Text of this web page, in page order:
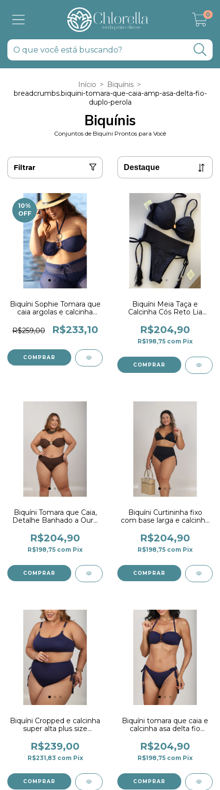
0
Início > Biquínis >
breadcrumbs.biquini-tomara-que-caia-amp-asa-delta-fio-
duplo-perola
Biquínis
Conjuntos de Biquíni Prontos para Você
Filtrar
10%
OFF
Biquíni Sophie Tomara que
caia argolas e calcinha
R$259,00
R$233,10
COMPRAR
Biquíni Meia Taça e
Calcinha Cós Reto Lia
R$204,90
R$198,75 com Pix
COMPRAR
Biquíni Tomara que Caia,
Detalhe Banhado a Ouro
Café
R$204,90
R$198,75 com Pix
COMPRAR
Biquíni Curtininha fixo
com base larga e calcinha
R$204,90
R$198,75 com Pix
COMPRAR
Biquíni Cropped e calcinha
super alta plus size
R$239,00
R$231,83 com Pix
COMPRAR
Biquíni tomara que caia e
calcinha asa delta fio
marinho
R$204,90
R$198,75 com Pix
COMPRAR